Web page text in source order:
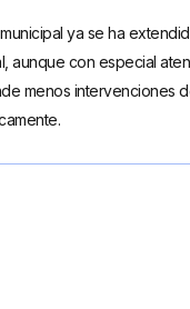
ya se ha
aunque con especial
menos intervenciones